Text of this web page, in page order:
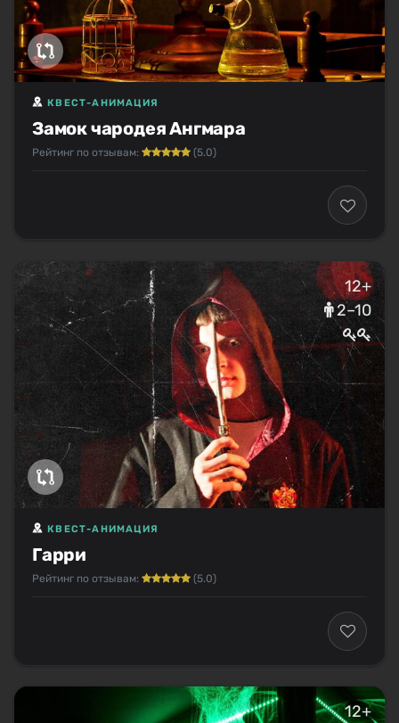
Замок чародея Ангмара
КВЕСТ-АНИМАЦИЯ
Рейтинг по отзывам: (5.0)
12+
2–10
Гарри
КВЕСТ-АНИМАЦИЯ
Рейтинг по отзывам: (5.0)
12+